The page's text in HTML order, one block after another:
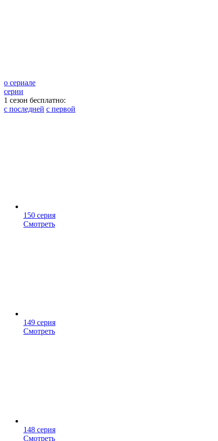
о сериале
серии
1 сезон бесплатно:
с последней с первой
150 серия
Смотреть
149 серия
Смотреть
148 серия
Смотреть